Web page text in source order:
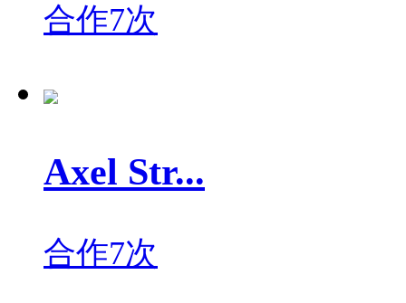
合作7次
Axel Str...
合作7次